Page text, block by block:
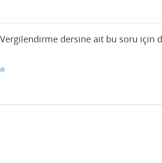
dersine ait bu soru için